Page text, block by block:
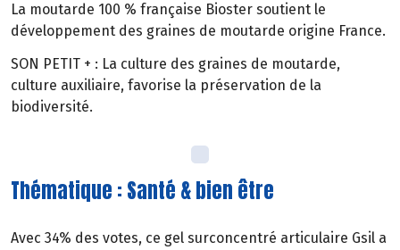
​La moutarde 100 % française Bioster soutient le
développement des graines de moutarde origine France.
SON PETIT + : La culture des graines de moutarde,
culture auxiliaire, favorise la préservation de la
biodiversité.
Thématique : Santé & bien être
Avec 34% des votes, ce gel surconcentré articulaire Gsil a